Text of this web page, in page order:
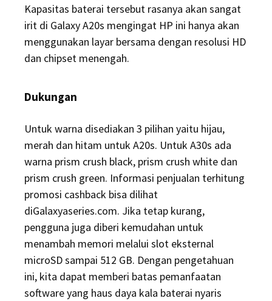
Kapasitas baterai tersebut rasanya akan sangat
irit di Galaxy A20s mengingat HP ini hanya akan
menggunakan layar bersama dengan resolusi HD
dan chipset menengah.
Dukungan
Untuk warna disediakan 3 pilihan yaitu hijau,
merah dan hitam untuk A20s. Untuk A30s ada
warna prism crush black, prism crush white dan
prism crush green. Informasi penjualan terhitung
promosi cashback bisa dilihat
diGalaxyaseries.com. Jika tetap kurang,
pengguna juga diberi kemudahan untuk
menambah memori melalui slot eksternal
microSD sampai 512 GB. Dengan pengetahuan
ini, kita dapat memberi batas pemanfaatan
software yang haus daya kala baterai nyaris